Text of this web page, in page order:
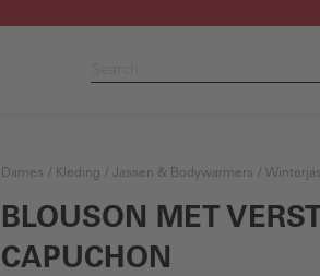
Dames Kleding Jassen & Bodywarmers
BLOUSON MET
CAPUCHON